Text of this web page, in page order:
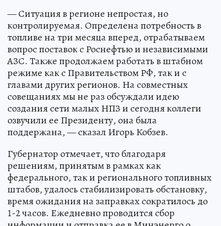
— Ситуация в регионе непростая, но
контролируемая. Определена потребность в
топливе на три месяца вперед, отрабатываем
вопрос поставок с Роснефтью и независимыми
АЗС. Также продолжаем работать в штабном
режиме как с Правительством РФ, так и с
главами других регионов. На совместных
совещаниях мы не раз обсуждали идею
создания сети малых НПЗ и сегодня коллеги
озвучили ее Президенту, она была
поддержана, — сказал Игорь Кобзев.
Губернатор отмечает, что благодаря
решениям, принятым в рамках как
федерального, так и регионального топливных
штабов, удалось стабилизировать обстановку,
время ожидания на заправках сократилось до
1-2 часов. Ежедневно проводится сбор